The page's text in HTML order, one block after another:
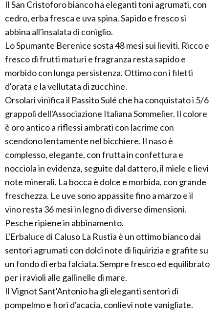
Il San Cristoforo bianco ha eleganti toni agrumati, con
cedro, erba fresca e uva spina. Sapido e fresco si
abbina all'insalata di coniglio.
Lo Spumante Berenice sosta 48 mesi sui lieviti. Ricco e
fresco di frutti maturi e fragranza resta sapido e
morbido con lunga persistenza. Ottimo con i filetti
d'orata e la vellutata di zucchine.
Orsolari vinifica il Passito Sulé che ha conquistato i 5/6
grappoli dell'Associazione Italiana Sommelier. Il colore
è oro antico a riflessi ambrati con lacrime con
scendono lentamente nel bicchiere. Il naso è
complesso, elegante, con frutta in confettura e
nocciola in evidenza, seguite dal dattero, il miele e lievi
note minerali. La bocca è dolce e morbida, con grande
freschezza. Le uve sono appassite fino a marzo e il
vino resta 36 mesi in legno di diverse dimensioni.
Pesche ripiene in abbinamento.
L'Erbaluce di Caluso La Rustìa è un ottimo bianco dai
sentori agrumati con dolci note di liquirizia e grafite su
un fondo di erba falciata. Sempre fresco ed equilibrato
per i ravioli alle gallinelle di mare.
Il Vignot Sant'Antonio ha gli eleganti sentori di
pompelmo e fiori d'acacia, conlievi note vanigliate.